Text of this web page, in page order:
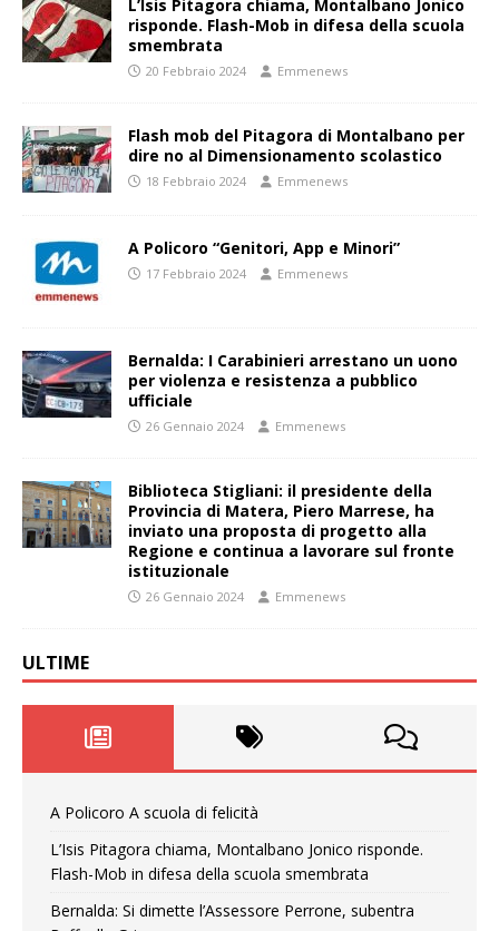
L’Isis Pitagora chiama, Montalbano Jonico
risponde. Flash-Mob in difesa della scuola
smembrata
20 Febbraio 2024 Emmenews
Flash mob del Pitagora di Montalbano per
dire no al Dimensionamento scolastico
18 Febbraio 2024 Emmenews
A Policoro “Genitori, App e Minori”
17 Febbraio 2024 Emmenews
Bernalda: I Carabinieri arrestano un uono
per violenza e resistenza a pubblico
ufficiale
26 Gennaio 2024 Emmenews
Biblioteca Stigliani: il presidente della
Provincia di Matera, Piero Marrese, ha
inviato una proposta di progetto alla
Regione e continua a lavorare sul fronte
istituzionale
26 Gennaio 2024 Emmenews
ULTIME
A Policoro A scuola di felicità
L’Isis Pitagora chiama, Montalbano Jonico risponde.
Flash-Mob in difesa della scuola smembrata
Bernalda: Si dimette l’Assessore Perrone, subentra